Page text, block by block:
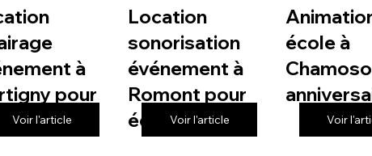
à
pour
Voir l'article
Location
sonorisation
événement à
Romont pour
écoleVoir l'article
école à
Voir